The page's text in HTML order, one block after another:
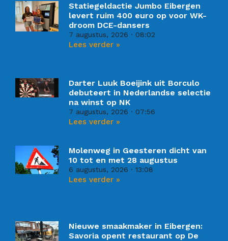
Statiegeldactie Jumbo Eibergen
levert ruim 400 euro op voor WK-
droom DCE-dansers
7 augustus, 2026 08:02
Lees verder »
Darter Luuk Boeijink uit Borculo
debuteert in Nederlandse selectie
na winst op NK
7 augustus, 2026 07:56
Lees verder »
Molenweg in Geesteren dicht van
10 tot en met 28 augustus
6 augustus, 2026 13:08
Lees verder »
Nieuwe smaakmaker in Eibergen:
Savoria opent restaurant op De